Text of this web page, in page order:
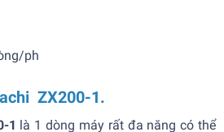
ph
ZX200-1.
1 là 1 dòng máy rất đa năng có thể